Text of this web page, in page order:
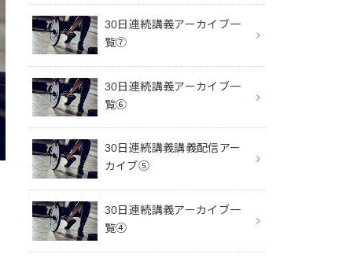
30日連続講義アーカイブ一
覧⑦
30日連続講義アーカイブ一
覧⑥
30日連続講義講義配信アー
カイブ⑤
30日連続講義アーカイブ一
覧④